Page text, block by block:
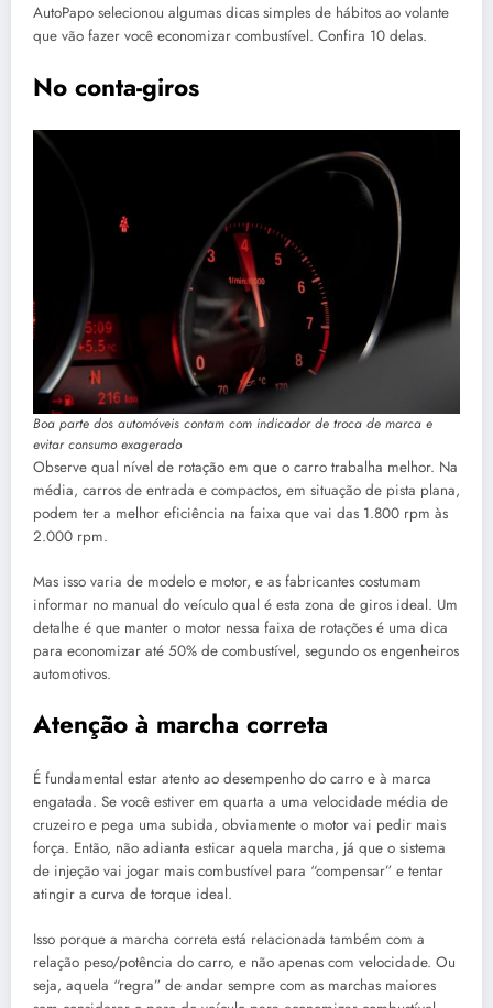
AutoPapo selecionou algumas dicas simples de hábitos ao volante
que vão fazer você economizar combustível. Confira 10 delas.
No conta-giros
Boa parte dos automóveis contam com indicador de troca de marca e
evitar consumo exagerado
Observe qual nível de rotação em que o carro trabalha melhor. Na
média, carros de entrada e compactos, em situação de pista plana,
podem ter a melhor eficiência na faixa que vai das 1.800 rpm às
2.000 rpm.
Mas isso varia de modelo e motor, e as fabricantes costumam
informar no manual do veículo qual é esta zona de giros ideal. Um
detalhe é que manter o motor nessa faixa de rotações é uma dica
para economizar até 50% de combustível, segundo os engenheiros
automotivos.
Atenção à marcha correta
É fundamental estar atento ao desempenho do carro e à marca
engatada. Se você estiver em quarta a uma velocidade média de
cruzeiro e pega uma subida, obviamente o motor vai pedir mais
força. Então, não adianta esticar aquela marcha, já que o sistema
de injeção vai jogar mais combustível para “compensar” e tentar
atingir a curva de torque ideal.
Isso porque a marcha correta está relacionada também com a
relação peso/potência do carro, e não apenas com velocidade. Ou
seja, aquela “regra” de andar sempre com as marchas maiores